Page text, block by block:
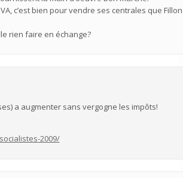
c’est bien pour vendre ses centrales que Fillon
rien faire en échange?
a augmenter sans vergogne les impôts!
2009/